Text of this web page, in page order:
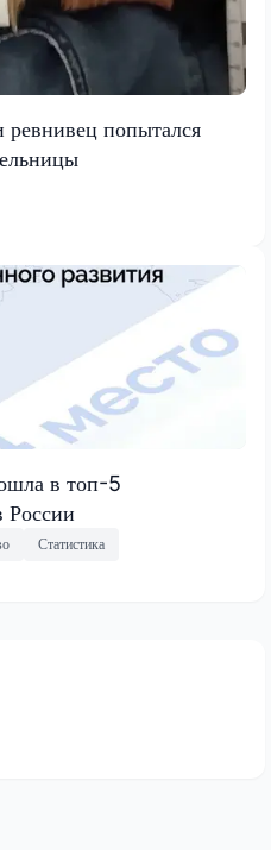
ревнивец попытался
в топ-5
России
Статистика